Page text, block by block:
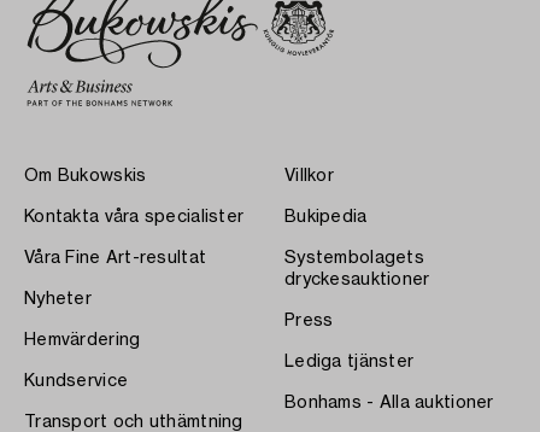
Om Bukowskis
Kontakta våra specialister
Våra Fine Art-resultat
Nyheter
Hemvärdering
Kundservice
Transport och uthämtning
Villkor
Bukipedia
Systembolagets
dryckesauktioner
Press
Lediga tjänster
Bonhams - Alla auktioner